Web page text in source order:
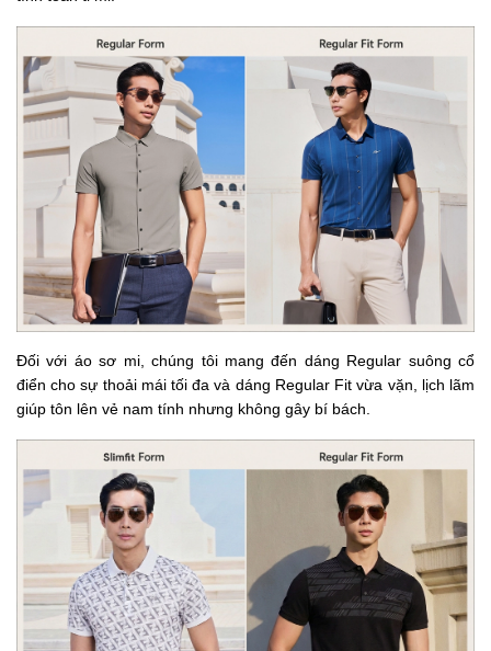
Đối với áo sơ mi, chúng tôi mang đến dáng Regular suông cổ
điển cho sự thoải mái tối đa và dáng Regular Fit vừa vặn, lịch lãm
giúp tôn lên vẻ nam tính nhưng không gây bí bách.